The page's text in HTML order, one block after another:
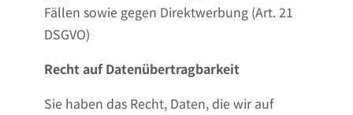
Fällen sowie gegen Direktwerbung (Art. 21
DSGVO)
Recht auf Datenübertragbarkeit
Sie haben das Recht, Daten, die wir auf